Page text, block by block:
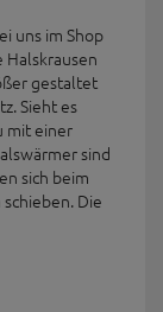
uns im Shop
gestaltet
Sieht es
mit einer
sind
sich beim
Die